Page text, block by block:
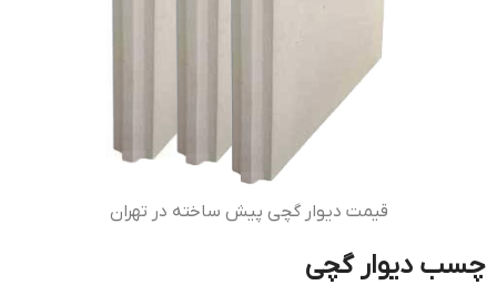
قيمت ديوار گچي پيش ساخته در تهران
چسب ديوار گچي